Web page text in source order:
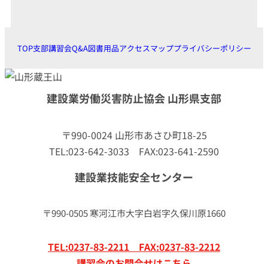
TOP支部講習会Q&A図書用品アクセスマッププライバシーポリシー
建設業労働災害防止協会 山形県支部
〒990-0024 山形市あさひ町18-25
TEL:023-642-3033 FAX:023-641-2590
建設業技能安全センター
〒990-0505 寒河江市大字白岩字久保川原1660
TEL:0237-83-2211 FAX:0237-83-2212